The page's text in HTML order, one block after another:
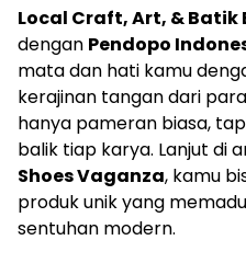
Local Craft, Art, & Batik
dengan Pendopo
mata dan hati kamu
kerajinan tangan dari
hanya pameran biasa,
balik tiap karya. Lanjut di
Shoes Vaganza, kamu
produk unik yang
sentuhan modern.